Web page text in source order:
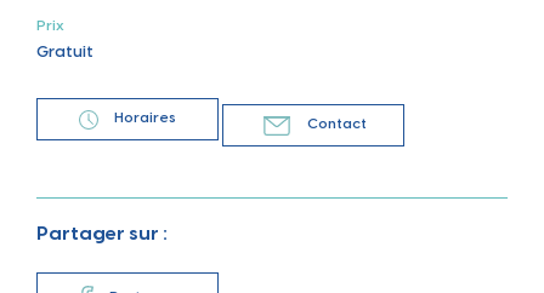
De 16h à 21h
Cour de la Coop’ – 2 place Jules Ferry (Le long du
Coop’)
créations !
Animations musicales gratuites tout au long de la
Prix
Gratuit
Horaires Contact
Partager sur :